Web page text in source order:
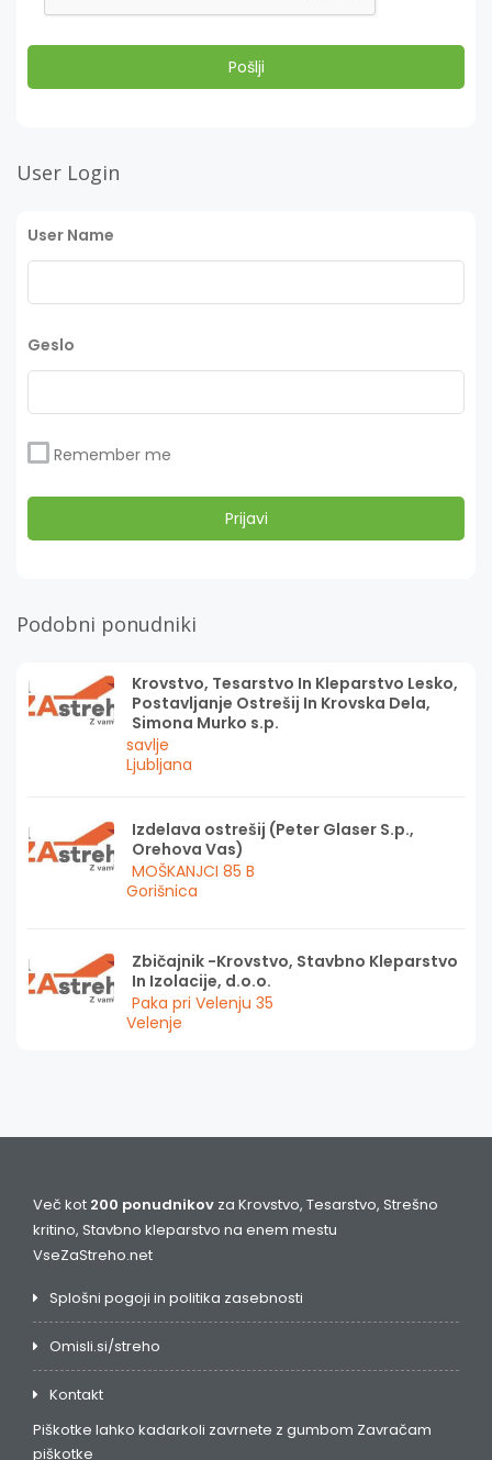
User Login
User Name
Geslo
Remember me
Podobni ponudniki
Krovstvo, Tesarstvo In Kleparstvo Lesko,
Postavljanje Ostrešij In Krovska Dela,
Simona Murko s.p.
savlje
Ljubljana
Izdelava ostrešij (Peter Glaser S.p.,
Orehova Vas)
MOŠKANJCI 85 B
Gorišnica
Zbičajnik -Krovstvo, Stavbno Kleparstvo
In Izolacije, d.o.o.
Paka pri Velenju 35
Velenje
Več kot 200 ponudnikov za Krovstvo, Tesarstvo, Strešno
kritino, Stavbno kleparstvo na enem mestu
VseZaStreho.net
Splošni pogoji in politika zasebnosti
Omisli.si/streho
Kontakt
Piškotke lahko kadarkoli zavrnete z gumbom Zavračam
piškotke